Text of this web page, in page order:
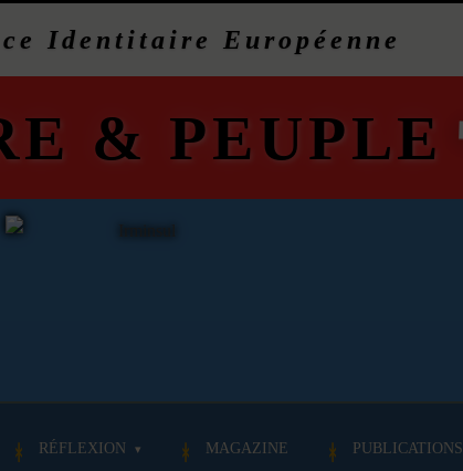
Identitaire Européenne
& PEUPLE
RÉFLEXION MAGAZINE PUBLICATIONS